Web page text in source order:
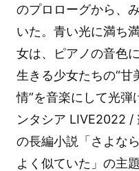
のプロローグから、
いた。青い光に満ち
女は、ピアノの音色
生きる少女たちの“
情”を音楽にして光弾
ンタシア LIVE2022 /
の長編小説「さよな
よく似ていた」の主